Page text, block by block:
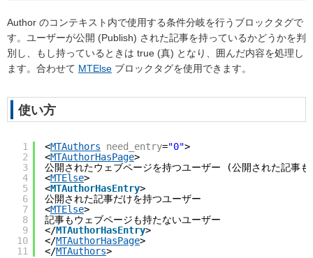
Author のコンテキスト内で使用する条件分岐を行うブロックタグで
す。ユーザーが公開 (Publish) された記事を持っているかどうかを判
別し、もし持っているときは true (真) となり、囲んだ内容を処理し
ます。合わせて MTElse ブロックタグを使用できます。
使い方
1
2
3
4
5
6
7
8
9
10
11
<MTAuthors need_entry="0">
<MTAuthorHasPage>
公開されたウェブページを持つユーザー (公開された記事
<MTElse>
<MTAuthorHasEntry>
公開された記事だけを持つユーザー
<MTElse>
記事もウェブページも持たないユーザー
</MTAuthorHasEntry>
</MTAuthorHasPage>
</MTAuthors>